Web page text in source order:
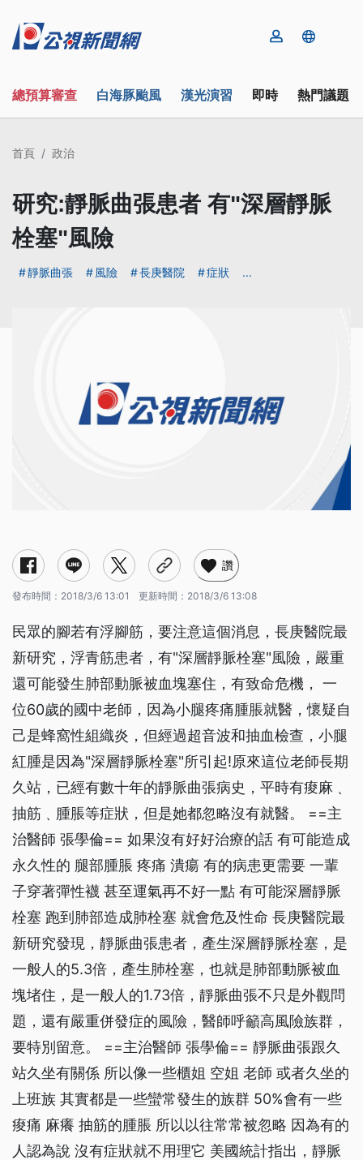
總預算審查 白海豚颱風 漢光演習 即時 熱門議題
首頁 政治
研究:靜脈曲張患者 有"深層靜脈
栓塞"風險
靜脈曲張 風險 長庚醫院 症狀 ...
讚
發布時間： 2018/3/6 13:01 更新時間： 2018/3/6 13:08
民眾的腳若有浮腳筋，要注意這個消息，長庚醫院最
新研究，浮青筋患者，有"深層靜脈栓塞"風險，嚴重
還可能發生肺部動脈被血塊塞住，有致命危機， 一
位60歲的國中老師，因為小腿疼痛腫脹就醫，懷疑自
己是蜂窩性組織炎，但經過超音波和抽血檢查，小腿
紅腫是因為"深層靜脈栓塞"所引起!原來這位老師長期
久站，已經有數十年的靜脈曲張病史，平時有痠麻﹑
抽筋﹑腫脹等症狀，但是她都忽略沒有就醫。 ==主
治醫師 張學倫== 如果沒有好好治療的話 有可能造成
永久性的 腿部腫脹 疼痛 潰瘍 有的病患更需要 一輩
子穿著彈性襪 甚至運氣再不好一點 有可能深層靜脈
栓塞 跑到肺部造成肺栓塞 就會危及性命 長庚醫院最
新研究發現，靜脈曲張患者，產生深層靜脈栓塞，是
一般人的5.3倍，產生肺栓塞，也就是肺部動脈被血
塊堵住，是一般人的1.73倍，靜脈曲張不只是外觀問
題，還有嚴重併發症的風險，醫師呼籲高風險族群，
要特別留意。 ==主治醫師 張學倫== 靜脈曲張跟久
站久坐有關係 所以像一些櫃姐 空姐 老師 或者久坐的
上班族 其實都是一些蠻常發生的族群 50%會有一些
痠痛 麻癢 抽筋的腫脹 所以以往常常被忽略 因為有的
人認為說 沒有症狀就不用理它 美國統計指出，靜脈